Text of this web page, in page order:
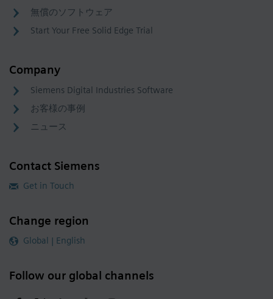
無償のソフトウェア
Start Your Free Solid Edge Trial
Company
Siemens Digital Industries Software
お客様の事例
ニュース
Contact Siemens
Get in Touch
Change region
Global | English
Follow our global channels